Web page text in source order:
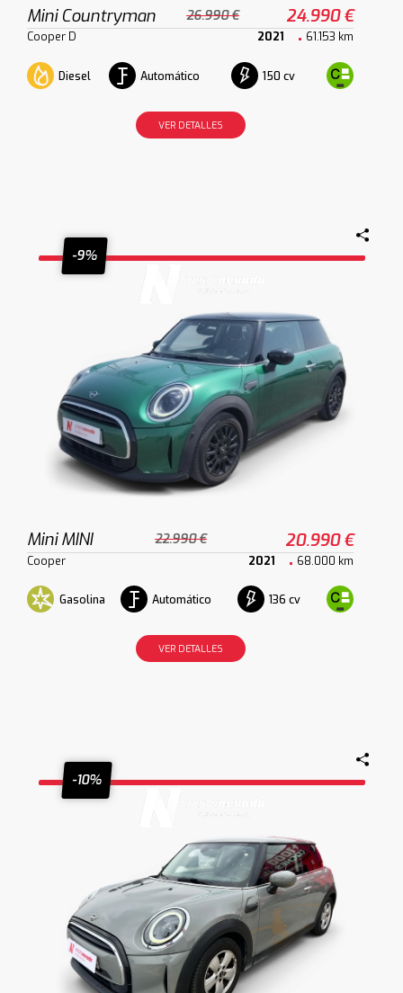
Mini Countryman 26.990 € 24.990 €
Cooper D 2021 61.153 km
Diesel Automático 150 cv
VER DETALLES
-9%
Mini MINI 22.990 € 20.990 €
Cooper 2021 68.000 km
Gasolina Automático 136 cv
VER DETALLES
-10%